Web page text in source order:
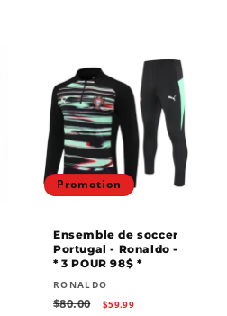
Promotion
Ensemble de soccer
Portugal - Ronaldo -
* 3 POUR 98$ *
Fournisseur :
RONALDO
Prix
$80.00
Prix
$59.99